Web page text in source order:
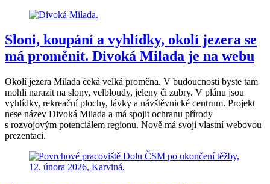
Sloni, koupání a vyhlídky, okolí jezera se
má proměnit. Divoká Milada je na webu
Okolí jezera Milada čeká velká proměna. V budoucnosti byste tam
mohli narazit na slony, velbloudy, jeleny či zubry. V plánu jsou
vyhlídky, rekreační plochy, lávky a návštěvnické centrum. Projekt
nese název Divoká Milada a má spojit ochranu přírody
s rozvojovým potenciálem regionu. Nově má svoji vlastní webovou
prezentaci.